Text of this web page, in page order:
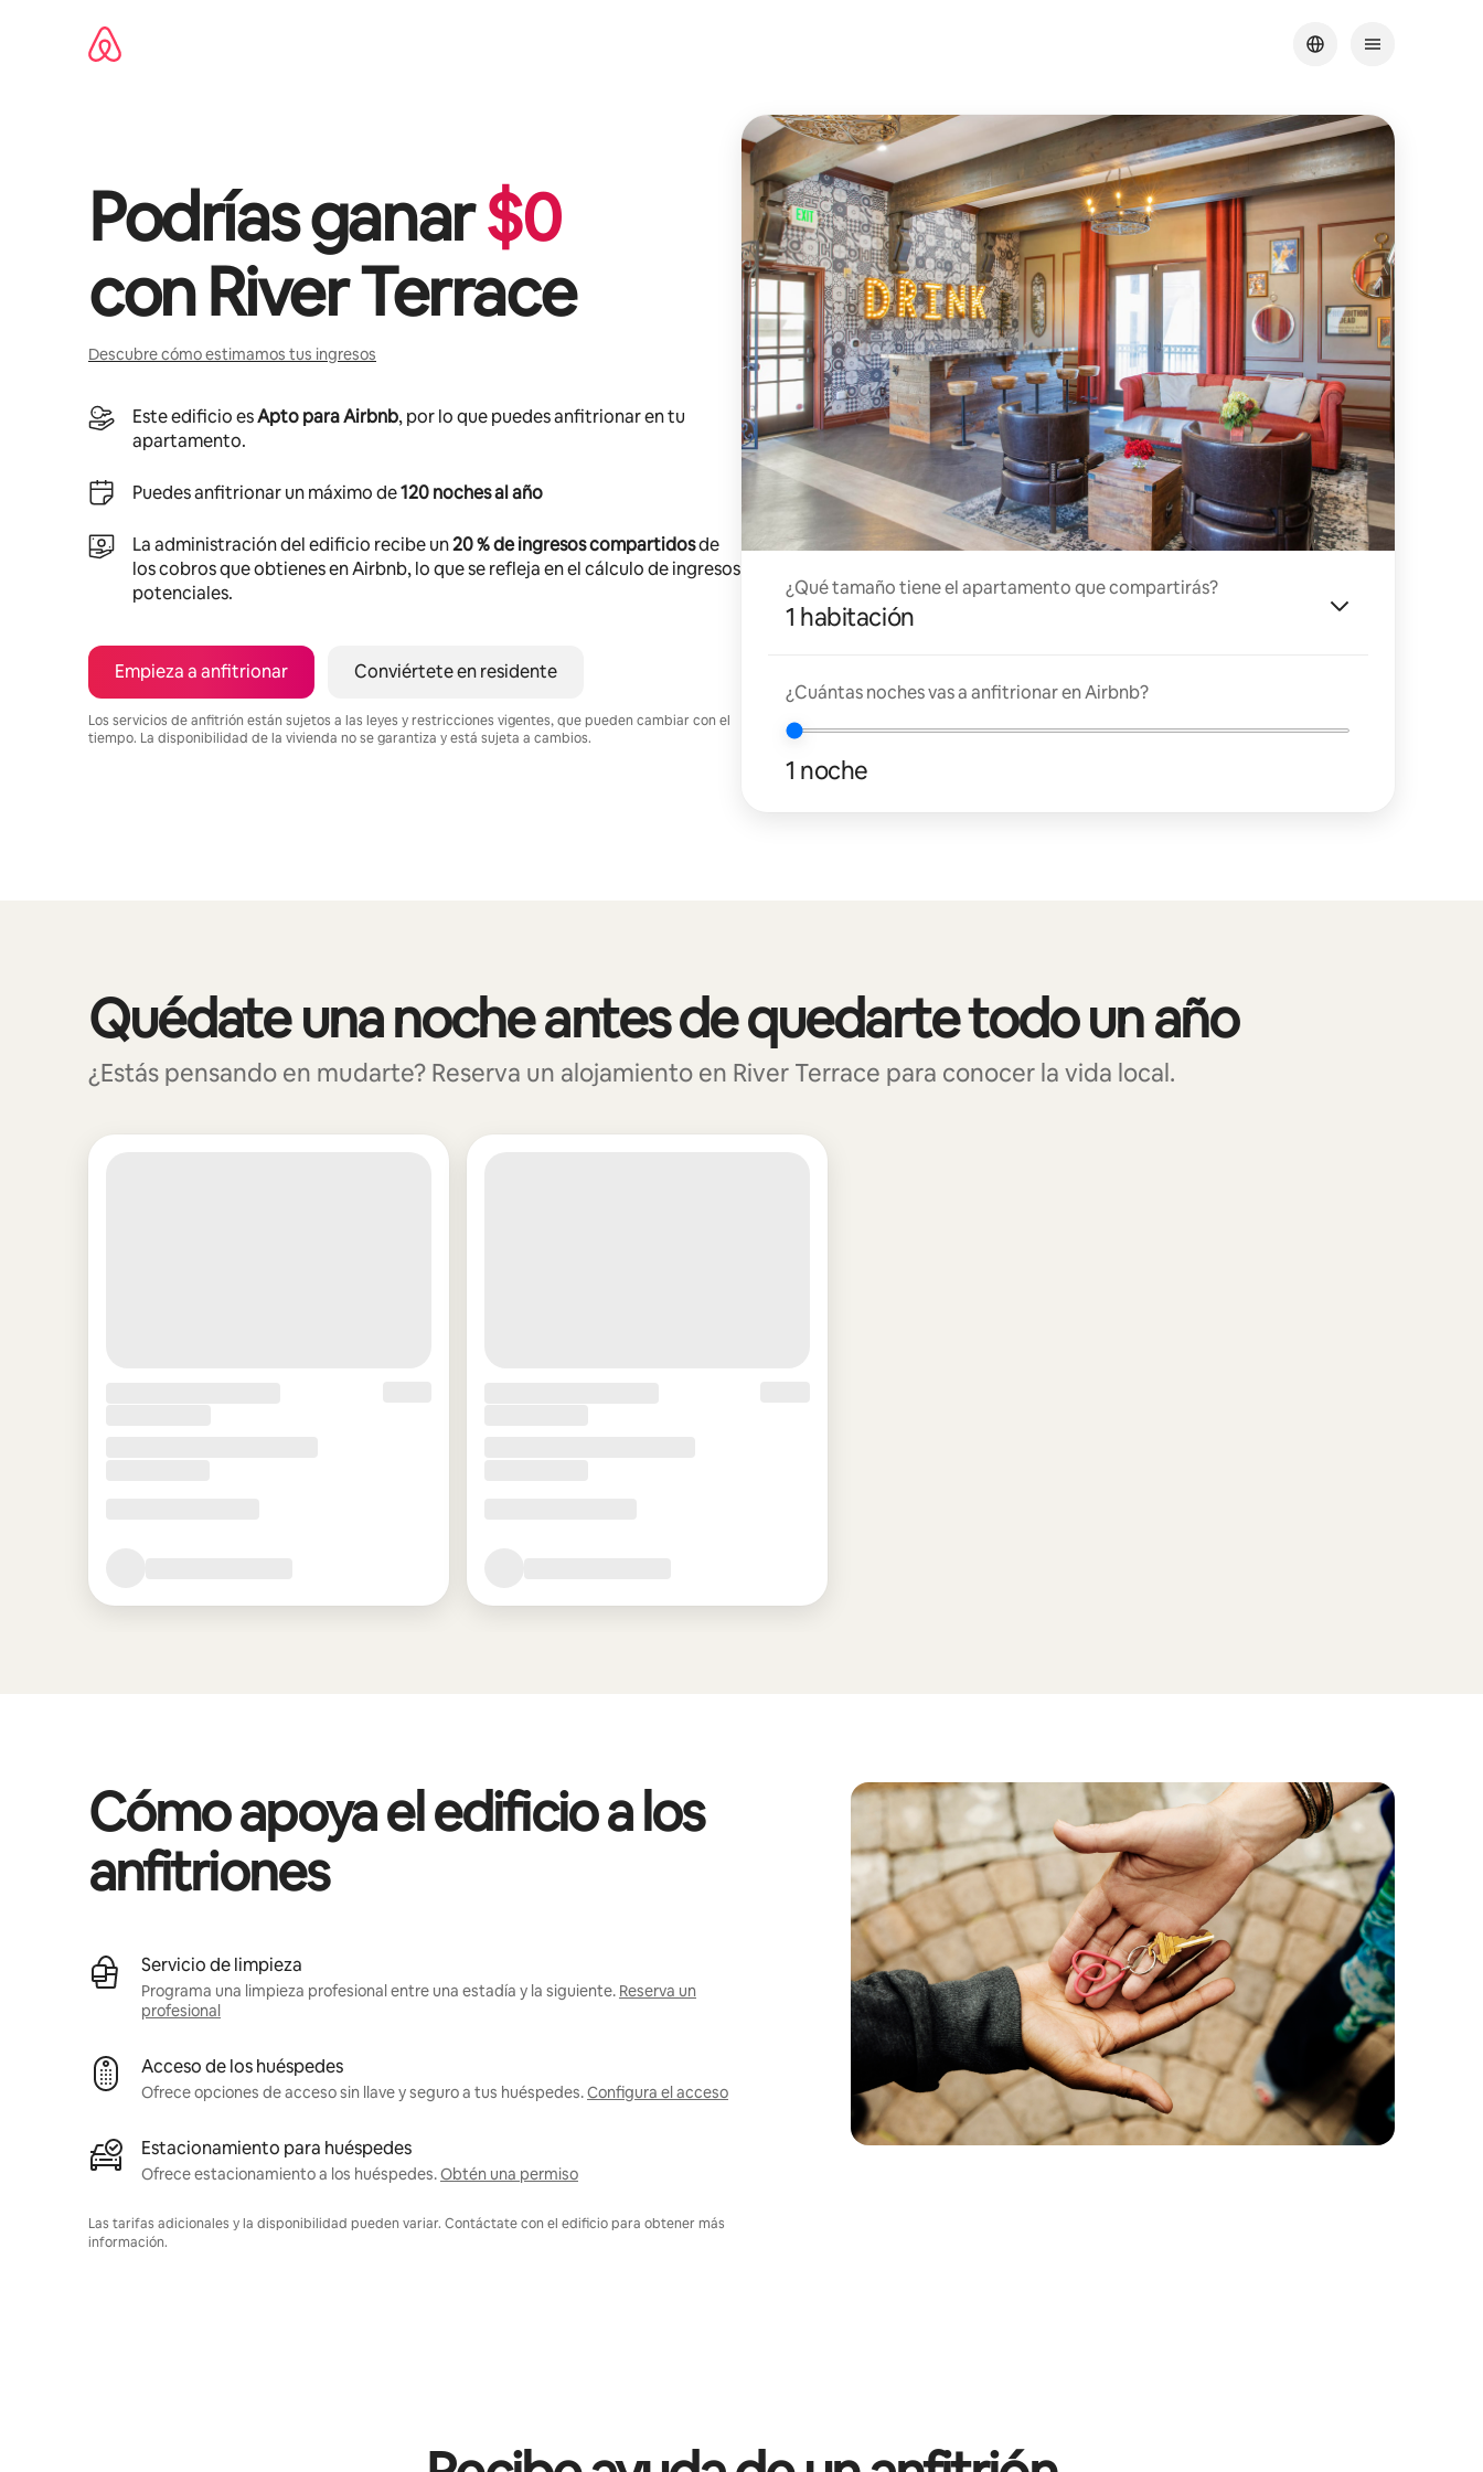
Podrías ganar$0
conRiver Terrace
Descubre cómo estimamos tus ingresos
Este edificio esApto para Airbnb, por lo que puedes anfitrionar en tu
apartamento.
Puedes anfitrionar un máximo de120 noches al año
La administración del edificio recibe un20 % de ingresos compartidosde
los cobros que obtienes en Airbnb, lo que se refleja en el cálculo de ingresos
potenciales.
Empieza a anfitrionar Conviértete en residente
Los servicios de anfitrión están sujetos a las leyes y restricciones vigentes, que pueden cambiar con el
tiempo. La disponibilidad de la vivienda no se garantiza y está sujeta a cambios.
¿Qué tamaño tiene el apartamento que compartirás?
1 habitación
¿Cuántas noches vas a anfitrionar en Airbnb?
1 noche
Quédate una noche antes de quedarte todo un año
¿Estás pensando en mudarte? Reserva un alojamiento en River Terrace para conocer la vida local.
Se muestran0 de 0 elementos
Cómo apoya el edificio a los
anfitriones
Servicio de limpieza
Programa una limpieza profesional entre una estadía y la siguiente. Reserva un
profesional
Acceso de los huéspedes
Ofrece opciones de acceso sin llave y seguro a tus huéspedes.Configura el acceso
Estacionamiento para huéspedes
Ofrece estacionamiento a los huéspedes.Obtén una permiso
Las tarifas adicionales y la disponibilidad pueden variar. Contáctate con el edificio para obtener más
información.